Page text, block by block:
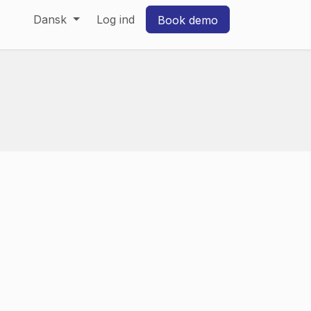
Dansk Log ind Book demo